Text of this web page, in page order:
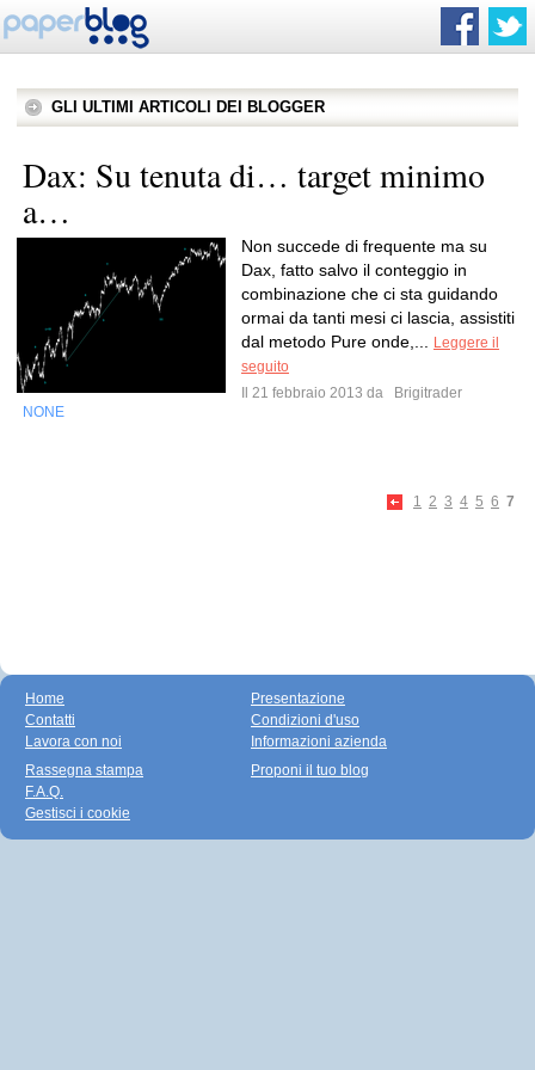
GLI ULTIMI ARTICOLI DEI BLOGGER
Dax: Su tenuta di… target minimo
a…
Non succede di frequente ma su
Dax, fatto salvo il conteggio in
combinazione che ci sta guidando
ormai da tanti mesi ci lascia, assistiti
dal metodo Pure onde,...
Leggere il
seguito
Il 21 febbraio 2013 da
Brigitrader
NONE
1 2 3 4 5 6 7
Home
Contatti
Lavora con noi
Presentazione
Condizioni d'uso
Informazioni azienda
Rassegna stampa
F.A.Q.
Gestisci i cookie
Proponi il tuo blog